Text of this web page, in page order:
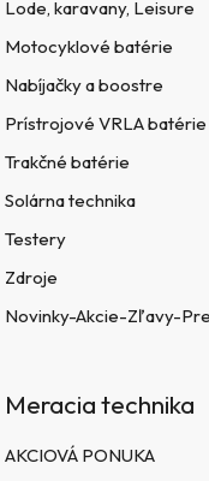
Lode, karavany, Leisure
Motocyklové batérie
Nabíjačky a boostre
Prístrojové VRLA batérie
Trakčné batérie
Solárna technika
Testery
Zdroje
Novinky-Akcie-Zľavy-
Meracia technika
AKCIOVÁ PONUKA